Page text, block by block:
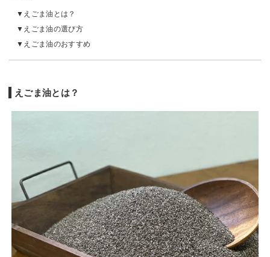
えごま油とは？
えごま油の選び方
えごま油のおすすめ
えごま油とは？